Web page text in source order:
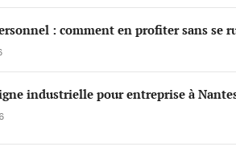
: comment en profiter sans se
industrielle pour entreprise à